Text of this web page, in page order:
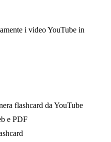
i video YouTube in
flashcard da YouTube
e PDF